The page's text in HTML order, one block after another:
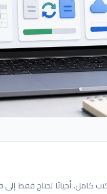
كامل. أحيانًا تحتاج فقط